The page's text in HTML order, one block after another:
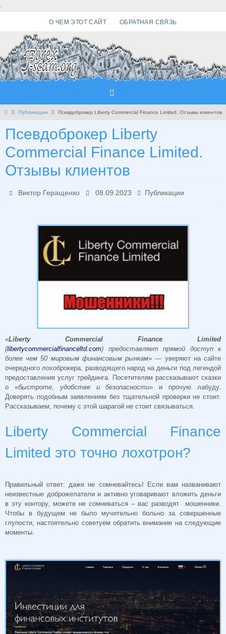
.
О ЧЕМ ЭТОТ САЙТ ОБРАТНАЯ СВЯЗЬ
Главная
Публикации Псевдоброкер Liberty Commercial Finance Limited. Отзывы клиентов
Псевдоброкер Liberty
Commercial Finance Limited.
Отзывы клиентов
Виктор Геращенко 08.09.2023 Публикации
«Liberty Commercial Finance Limited
(libertycommercialfinanceltd.com) предоставляет прямой доступ к
более чем 50 мировым финансовым рынкам» — уверяют на сайте
очередного лохоброкера, разводящего народ на деньги под легендой
предоставления услуг трейдинга. Посетителям рассказывают сказки
о «быстроте, удобстве и безопасности» и прочую лабуду.
Доверять подобным заявлениям без тщательной проверки не стоит.
Рассказываем, почему с этой шарагой не стоит связываться.
Liberty Commercial Finance
Limited это точно лохотрон?
Правильный ответ: даже не сомневайтесь! Если вам названивают
неизвестные доброжелатели и активно уговаривают вложить деньги
в эту контору, можете не сомневаться – вас разводят мошенники.
Чтобы в будущем не было мучительно больно за совершенные
глупости, настоятельно советуем обратить внимание на следующие
моменты.